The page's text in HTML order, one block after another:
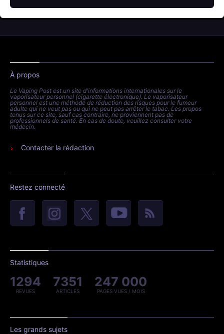
À propos
Le Vaping Post est un site d'informations internationales sur le
vaporisateur personnel (cigarette électronique). Le vaporisateur
personnel est une méthode de réduction des risques pour le fumeur
adulte qui ne veut pas ou qui ne peut pas arrêter le tabac. Les propos
tenus sur ce site, sauf cas contraire, ne proviennent pas de
professionnels de santé. En cas de doute, veuillez consulter votre
médecin.
Contacter la rédaction
Restez connecté
Statistiques
1294
REVUES
7351
ARTICLES
247 000
PAGES VUES / MOIS
Les grands sujets